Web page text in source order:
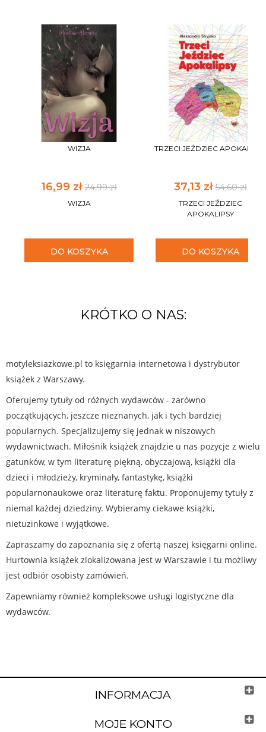
WIZJA
16,99 zł24,99 zł
WIZJA
DO KOSZYKA
TRZECI JEŹDZIEC APOKALIPSY
37,13 zł54,60 zł
TRZECI JEŹDZIEC
APOKALIPSY
DO KOSZYKA
KRÓTKO O NAS:
motyleksiazkowe.pl to księgarnia internetowa i dystrybutor
książek z Warszawy.
Oferujemy tytuły od różnych wydawców - zarówno
początkujących, jeszcze nieznanych, jak i tych bardziej
popularnych. Specjalizujemy się jednak w niszowych
wydawnictwach. Miłośnik książek znajdzie u nas pozycje z wielu
gatunków, w tym literaturę piękną, obyczajową, książki dla
dzieci i młodzieży, kryminały, fantastykę, książki
popularnonaukowe oraz literaturę faktu. Proponujemy tytuły z
niemal każdej dziedziny. Wybieramy ciekawe książki,
nietuzinkowe i wyjątkowe.
Zapraszamy do zapoznania się z ofertą naszej księgarni online.
Hurtownia książek zlokalizowana jest w Warszawie i tu możliwy
jest odbiór osobisty zamówień.
Zapewniamy również kompleksowe usługi logistyczne dla
wydawców.
INFORMACJA
MOJE KONTO